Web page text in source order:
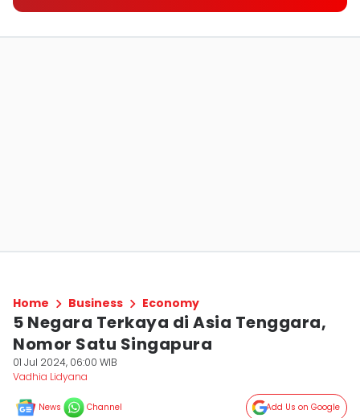
Home Business Economy
5 Negara Terkaya di Asia Tenggara,
Nomor Satu Singapura
01 Jul 2024, 06:00 WIB
Vadhia Lidyana
News Channel Add Us on Google